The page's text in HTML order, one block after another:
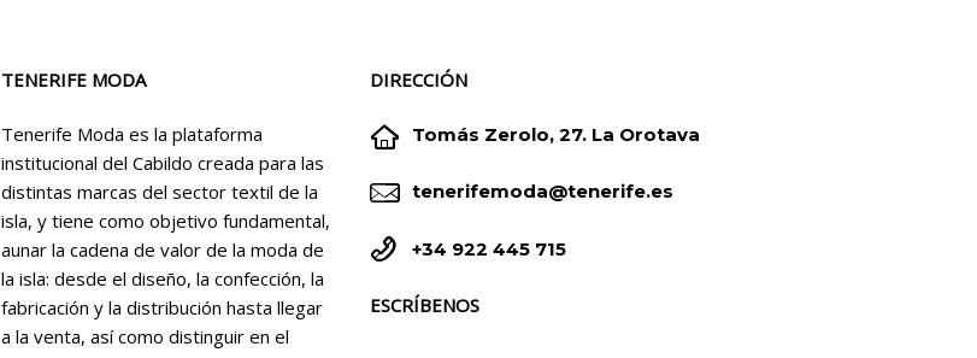
TENERIFE MODA
Tenerife Moda es la plataforma
institucional del Cabildo creada para las
distintas marcas del sector textil de la
isla, y tiene como objetivo fundamental,
aunar la cadena de valor de la moda de
la isla: desde el diseño, la confección, la
fabricación y la distribución hasta llegar
a la venta, así como distinguir en el
DIRECCIÓN

 Tomás Zerolo, 27. La Orotava

 tenerifemoda@tenerife.es

 +34 922 445 715
ESCRÍBENOS